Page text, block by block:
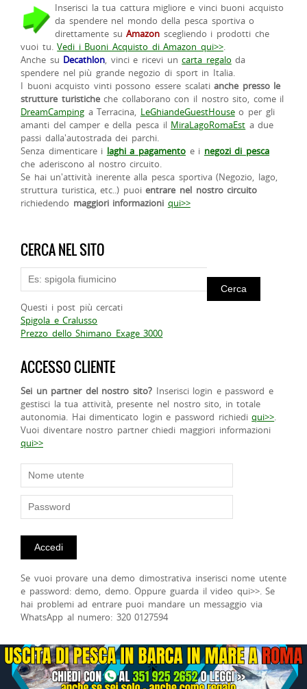
Inserisci la tua cattura migliore e vinci buoni acquisto
da spendere nel mondo della pesca sportiva o
direttamente suAmazon scegliendo i prodotti che
vuoi tu.Vedi i Buoni Acquisto di Amazon qui>>.
Anche su Decathlon, vinci e ricevi uncarta regalo da
spendere nel più grande negozio di sport in Italia.
I buoni acquisto vinti possono essere scalatianche presso le
strutture turisticheche collaborano con il nostro sito, come il
DreamCamping a Terracina, LeGhiandeGuestHouseo per gli
amanti del camper e della pesca il MiraLagoRomaEst a due
passi dalla'autostrada dei parchi.
Senza dimenticare i laghi a pagamento e i negozi di pesca
che aderiscono al nostro circuito.
Se hai un'attività inerente alla pesca sportiva (Negozio, lago,
struttura turistica, etc..) puoientrare nel nostro circuito
richiedendo maggiori informazioni qui>>
CERCA NEL SITO
Questi i post più cercati
Spigola e Cralusso
Prezzo dello Shimano Exage 3000
ACCESSO CLIENTE
Sei un partner del nostro sito? Inserisci login e password e
gestisci la tua attività, presente nel nostro sito, in totale
autonomia. Hai dimenticato login e password richiediqui>>.
Vuoi diventare nostro partner chiedi maggiori informazioni
qui>>
Se vuoi provare una demo dimostrativa inserisci nome utente
e password: demo, demo. Oppure guarda il video qui>>. Se
hai problemi ad entrare puoi mandare un messaggio via
WhatsApp al numero: 320 0127594